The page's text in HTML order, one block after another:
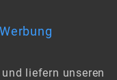
liefern unseren